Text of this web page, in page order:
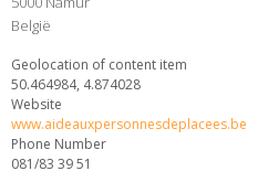
België
Geolocation of content item
50.464984, 4.874028
Website
www.aideauxpersonnesdeplacees.be
Phone Number
081/83 39 51